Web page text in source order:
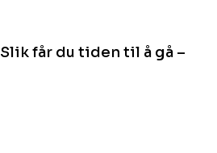
får du tiden til å gå –